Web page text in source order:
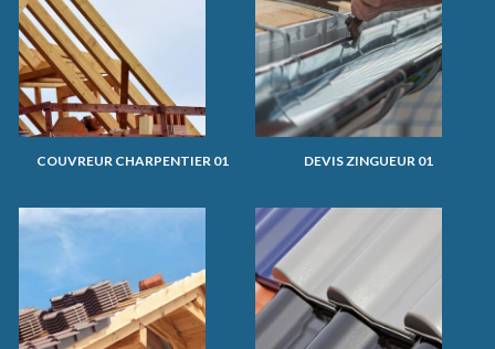
COUVREUR CHARPENTIER 01 DEVIS ZINGUEUR 01